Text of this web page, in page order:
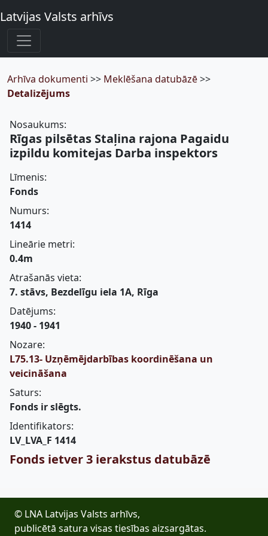
Latvijas Valsts arhīvs
Arhīva dokumenti >> Meklēšana datubāzē>>
Detalizējums
Nosaukums:
Rīgas pilsētas Staļina rajona Pagaidu
izpildu komitejas Darba inspektors
Līmenis:
Fonds
Numurs:
1414
Lineārie metri:
0.4m
Atrašanās vieta:
7. stāvs, Bezdelīgu iela 1A, Rīga
Datējums:
1940 - 1941
Nozare:
L75.13- Uzņēmējdarbības koordinēšana un
veicināšana
Saturs:
Fonds ir slēgts.
Identifikators:
LV_LVA_F 1414
Fonds ietver 3 ierakstus datubāzē
© LNA Latvijas Valsts arhīvs,
publicētā satura visas tiesības aizsargātas.